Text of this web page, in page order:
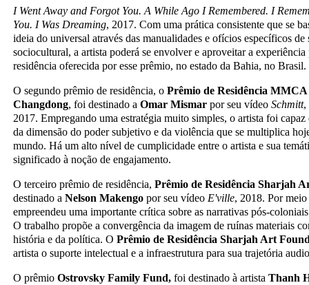
I Went Away and Forgot You. A While Ago I Remembered. I
You. I Was Dreaming, 2017. Com uma prática consistente que se
ideia do universal através das manualidades e ofícios específicos de
sociocultural, a artista poderá se envolver e aproveitar a
residência oferecida por esse prêmio, no estado da Bahia, no Brasil.
O segundo prêmio de residência, o Prêmio de Residência MMCA
Changdong, foi destinado a Omar Mismar por seu vídeo Schmitt,
2017. Empregando uma estratégia muito simples, o artista foi
da dimensão do poder subjetivo e da violência que se multiplica
mundo. Há um alto nível de cumplicidade entre o artista e sua
significado à noção de engajamento.
O terceiro prêmio de residência, Prêmio de Residência Sharjah
destinado a Nelson Makengo por seu vídeo E'ville, 2018. Por
empreendeu uma importante crítica sobre as narrativas pós-
O trabalho propõe a convergência da imagem de ruínas materiais
história e da política. O Prêmio de Residência Sharjah Art
artista o suporte intelectual e a infraestrutura para sua trajetória
O prêmio Ostrovsky Family Fund, foi destinado à artista Thanh